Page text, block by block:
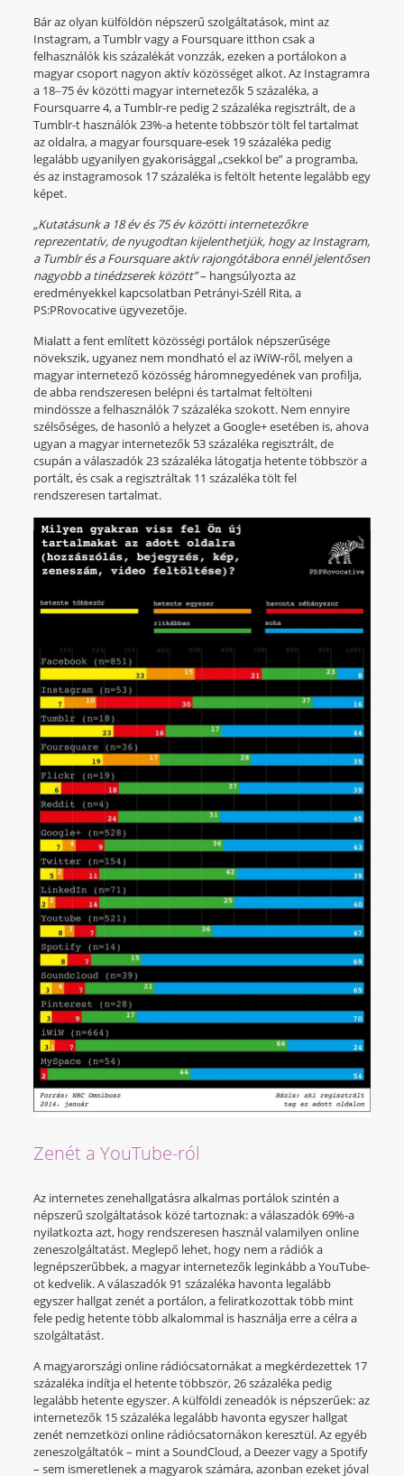
Bár az olyan külföldön népszerű szolgáltatások, mint az
Instagram, a Tumblr vagy a Foursquare itthon csak a
felhasználók kis százalékát vonzzák, ezeken a portálokon a
magyar csoport nagyon aktív közösséget alkot. Az Instagramra
a 18‒75 év közötti magyar internetezők 5 százaléka, a
Foursquarre 4, a Tumblr-re pedig 2 százaléka regisztrált, de a
Tumblr-t használók 23%-a hetente többször tölt fel tartalmat
az oldalra, a magyar foursquare-esek 19 százaléka pedig
legalább ugyanilyen gyakorisággal „csekkol be” a programba,
és az instagramosok 17 százaléka is feltölt hetente legalább egy
képet.
„Kutatásunk a 18 év és 75 év közötti internetezőkre
reprezentatív, de nyugodtan kijelenthetjük, hogy az Instagram,
a Tumblr és a Foursquare aktív rajongótábora ennél jelentősen
nagyobb a tinédzserek között”– hangsúlyozta az
eredményekkel kapcsolatban Petrányi-Széll Rita, a
PS:PRovocative ügyvezetője.
Mialatt a fent említett közösségi portálok népszerűsége
növekszik, ugyanez nem mondható el az iWiW-ről, melyen a
magyar internetező közösség háromnegyedének van profilja,
de abba rendszeresen belépni és tartalmat feltölteni
mindössze a felhasználók 7 százaléka szokott. Nem ennyire
szélsőséges, de hasonló a helyzet a Google+ esetében is, ahova
ugyan a magyar internetezők 53 százaléka regisztrált, de
csupán a válaszadók 23 százaléka látogatja hetente többször a
portált, és csak a regisztráltak 11 százaléka tölt fel
rendszeresen tartalmat.
Zenét a YouTube-ról
Az internetes zenehallgatásra alkalmas portálok szintén a
népszerű szolgáltatások közé tartoznak: a válaszadók 69%-a
nyilatkozta azt, hogy rendszeresen használ valamilyen online
zeneszolgáltatást. Meglepő lehet, hogy nem a rádiók a
legnépszerűbbek, a magyar internetezők leginkább a YouTube-
ot kedvelik. A válaszadók 91 százaléka havonta legalább
egyszer hallgat zenét a portálon, a feliratkozottak több mint
fele pedig hetente több alkalommal is használja erre a célra a
szolgáltatást.
A magyarországi online rádiócsatornákat a megkérdezettek 17
százaléka indítja el hetente többször, 26 százaléka pedig
legalább hetente egyszer. A külföldi zeneadók is népszerűek: az
internetezők 15 százaléka legalább havonta egyszer hallgat
zenét nemzetközi online rádiócsatornákon keresztül. Az egyéb
zeneszolgáltatók – mint a SoundCloud, a Deezer vagy a Spotify
– sem ismeretlenek a magyarok számára, azonban ezeket jóval